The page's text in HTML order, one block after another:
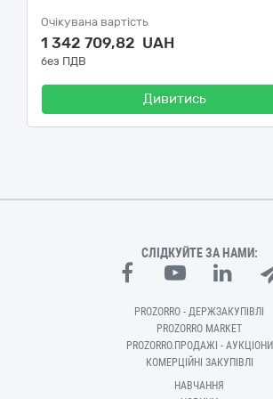
Очікувана вартість
1 342 709,82 UAH
без ПДВ
Дивитись
СЛІДКУЙТЕ ЗА НАМИ:
PROZORRO - ДЕРЖЗАКУПІВЛІ
PROZORRO MARKET
PROZORRO.ПРОДАЖІ - АУКЦІОНИ
КОМЕРЦІЙНІ ЗАКУПІВЛІ
НАВЧАННЯ